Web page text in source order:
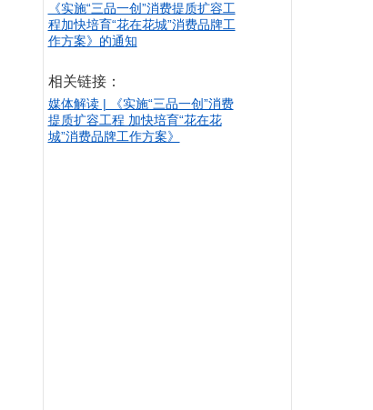
《实施“三品一创”消费提质扩容工
程加快培育“花在花城”消费品牌工
作方案》的通知
相关链接：
媒体解读 | 《实施“三品一创”消费
提质扩容工程 加快培育“花在花
城”消费品牌工作方案》